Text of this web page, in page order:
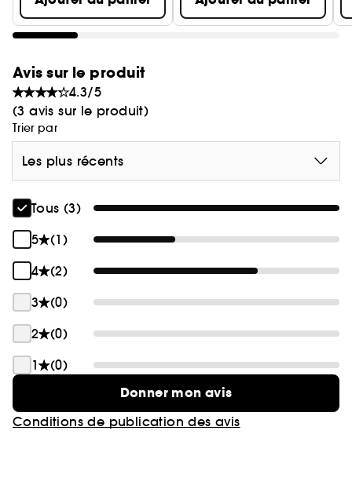
Avis sur le produit
4.3/5
(3 avis sur le produit)
Trier par
Les plus récents
Tous (3)
5
(1)
4
(2)
3
(0)
2
(0)
1
(0)
Donner mon avis
Conditions de publication des avis